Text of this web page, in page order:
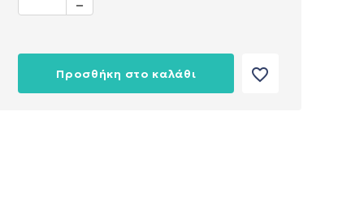
Προσθήκη στο καλάθι favorite_border